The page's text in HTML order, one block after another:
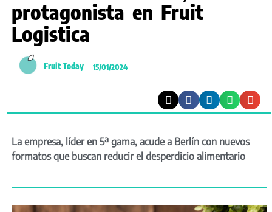
protagonista en Fruit
Logistica
Fruit Today 15/01/2024
La empresa, líder en 5ª gama, acude a Berlín con nuevos
formatos que buscan reducir el desperdicio alimentario